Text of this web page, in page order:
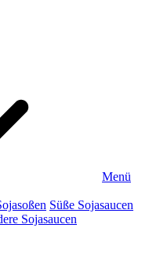
Menü
Süße Sojasaucen
Sojasaucen